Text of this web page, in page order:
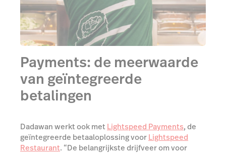
Payments: de meerwaarde
van geïntegreerde
betalingen
Dadawan werkt ook met Lightspeed Payments, de
geïntegreerde betaaloplossing voorLightspeed
Restaurant. “De belangrijkste drijfveer om voor